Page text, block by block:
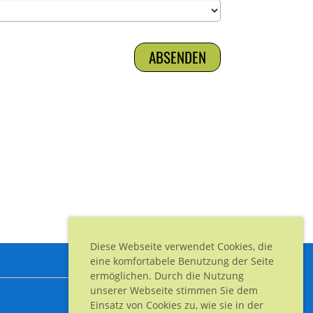
Diese Webseite verwendet Cookies, die
eine komfortabele Benutzung der Seite
ermöglichen. Durch die Nutzung
unserer Webseite stimmen Sie dem
Einsatz von Cookies zu, wie sie in der